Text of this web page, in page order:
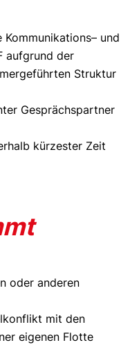
und
aufgrund der
Struktur
Gesprächspartner
kürzester Zeit
oder anderen
mit den
eigenen Flotte